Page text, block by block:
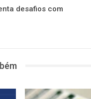
desafios com
NOTÍCIAS